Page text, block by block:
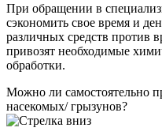
При обращении в
сэкономить свое время и
различных средств против
привозят необходимые
обработки.
Можно ли самостоятельно
насекомых/ грызунов?